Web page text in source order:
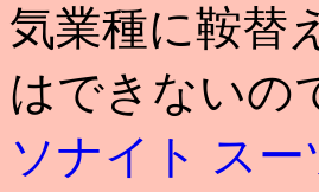
気業種に鞍替
はできないの
ソナイト スー